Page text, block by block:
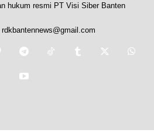
hukum resmi PT Visi Siber Banten
rdkbantennews@gmail.com